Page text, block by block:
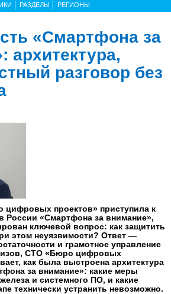
РАЗДЕЛЫ РЕГИОНЫ
«Смартфона за
архитектура,
разговор без
цифровых проектов» приступила к
России «Смартфона за внимание»,
ключевой вопрос: как защитить
этом неуязвимости? Ответ —
и грамотное управление
CTO «Бюро цифровых
как была выстроена архитектура
за внимание»: какие меры
и системного ПО, и какие
технически устранить невозможно.